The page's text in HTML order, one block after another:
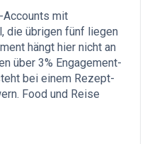
mit
die übrigen fünf liegen
hängt hier nicht an
über 3% Engagement-
bei einem Rezept-
Food und Reise